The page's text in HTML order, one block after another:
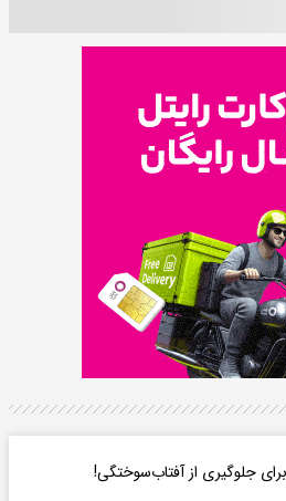
جلوگیری از آفتاب‌سوختگی!